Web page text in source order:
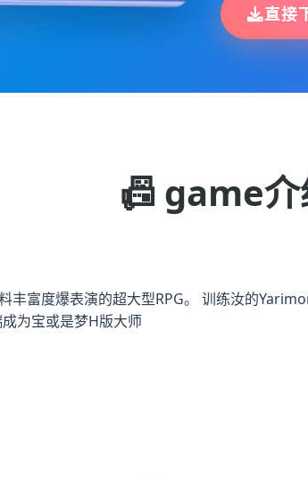
直接
📠 game介
丰富度爆表演的超大型RPG。 训练汝的
为宝或是梦H版大师